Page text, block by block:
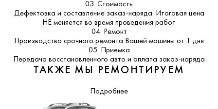
03. Стоимость
Дефектовка и составление заказ-наряда. Итоговая цена
НЕ меняется во время проведения работ
04. Ремонт
Производство срочного ремонта Вашей машины от 1 дня
05. Приемка
Передача восстановленного авто и оплата заказ-наряда
ТАКЖЕ МЫ РЕМОНТИРУЕМ
Подробнее